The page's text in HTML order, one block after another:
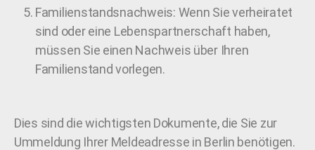
Familienstandsnachweis: Wenn Sie verheiratet
sind oder eine Lebenspartnerschaft haben,
müssen Sie einen Nachweis über Ihren
Familienstand vorlegen.
Dies sind die wichtigsten Dokumente, die Sie zur
Ummeldung Ihrer Meldeadresse in Berlin benötigen.